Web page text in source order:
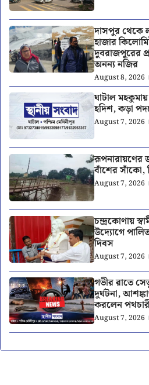
দাসপুর থেকে
হাজার
দুবরাজপুরের
অনন্য নজির
August 8, 2026
ঘাটাল
হদিশ, কড়া
August 7, 2026
রূপনারায়ণের
বাঁশের সাঁকো,
August 7, 2026
চন্দ্রকোণায়
উদ্যোগে
দিবস
August 7, 2026
গভীর রাতে
দুর্ঘটনা,
করলেন
August 7, 2026